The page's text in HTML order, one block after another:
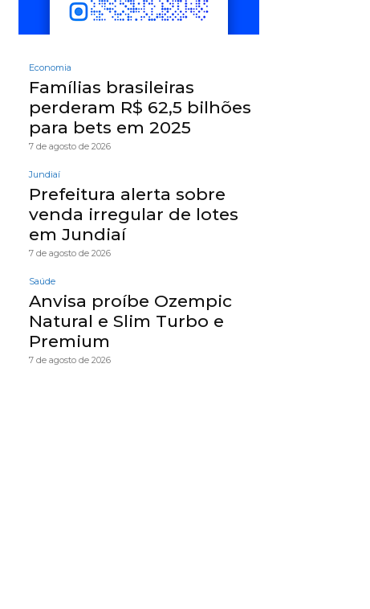
Economia
Famílias brasileiras
perderam R$ 62,5 bilhões
para bets em 2025
7 de agosto de 2026
Jundiaí
Prefeitura alerta sobre
venda irregular de lotes
em Jundiaí
7 de agosto de 2026
Saúde
Anvisa proíbe Ozempic
Natural e Slim Turbo e
Premium
7 de agosto de 2026